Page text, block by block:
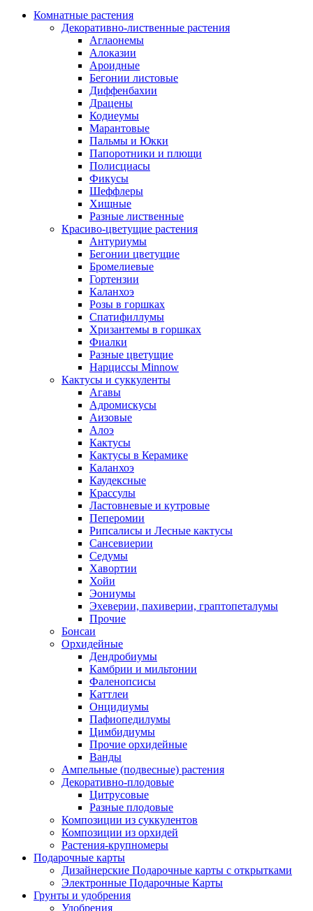
Комнатные растения
Декоративно-лиственные растения
Аглаонемы
Алоказии
Ароидные
Бегонии листовые
Диффенбахии
Драцены
Кодиеумы
Марантовые
Пальмы и Юкки
Папоротники и плющи
Полисциасы
Фикусы
Шеффлеры
Хищные
Разные лиственные
Красиво-цветущие растения
Антуриумы
Бегонии цветущие
Бромелиевые
Гортензии
Каланхоэ
Розы в горшках
Спатифиллумы
Хризантемы в горшках
Фиалки
Разные цветущие
Нарциссы Minnow
Кактусы и суккуленты
Агавы
Адромискусы
Аизовые
Алоэ
Кактусы
Кактусы в Керамике
Каланхоэ
Каудексные
Крассулы
Ластовневые и кутровые
Пеперомии
Рипсалисы и Лесные кактусы
Сансевиерии
Седумы
Хавортии
Хойи
Эониумы
Эхеверии, пахиверии, граптопеталумы
Прочие
Бонсаи
Орхидейные
Дендробиумы
Камбрии и мильтонии
Фаленопсисы
Каттлеи
Онцидиумы
Пафиопедилумы
Цимбидиумы
Прочие орхидейные
Ванды
Ампельные (подвесные) растения
Декоративно-плодовые
Цитрусовые
Разные плодовые
Композиции из суккулентов
Композиции из орхидей
Растения-крупномеры
Подарочные карты
Дизайнерские Подарочные карты с открытками
Электронные Подарочные Карты
Грунты и удобрения
Удобрения